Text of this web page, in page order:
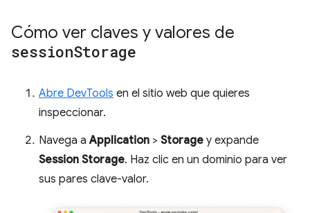
Cómo ver claves y valores de
sessionStorage
Abre DevTools en el sitio web que quieres
inspeccionar.
Navega aApplication > Storage y expande
Session Storage. Haz clic en un dominio para ver
sus pares clave-valor.